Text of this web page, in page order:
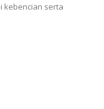
kebencian serta